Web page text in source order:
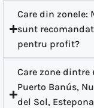
Care din zonele:
sunt
pentru profit?
Care zone
Puerto Banús,
del Sol,